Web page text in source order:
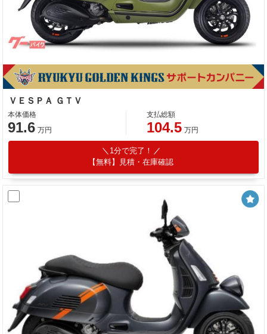
ＶＥＳＰＡ ＧＴＶ
本体価格
91.6 万円
支払総額
104.5 万円
1分で完了！
【無料】見積・在庫確認